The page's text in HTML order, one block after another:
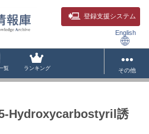
登録支援システム
English
覧 ランキング その他
Hydroxycarbostyril誘